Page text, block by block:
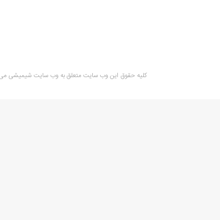
کلیه حقوق این وب سایت متعلق به وب سایت شیمیشی